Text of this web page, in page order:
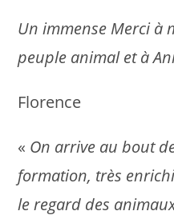
Un immense Merci à
peuple animal et à
Florence
« On arrive au bout
formation, très
le regard des